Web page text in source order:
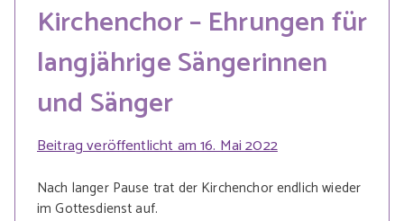
Kirchenchor – Ehrungen für
langjährige Sängerinnen
und Sänger
Beitrag veröffentlicht am16. Mai 2022
Nach langer Pause trat der Kirchenchor endlich wieder
im Gottesdienst auf.